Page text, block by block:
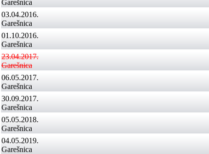
Garešnica
03.04.2016.
Garešnica
01.10.2016.
Garešnica
23.04.2017.
Garešnica
06.05.2017.
Garešnica
30.09.2017.
Garešnica
05.05.2018.
Garešnica
04.05.2019.
Garešnica